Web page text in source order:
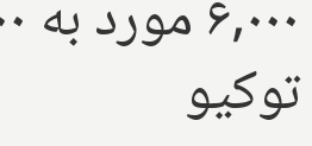
توکیو